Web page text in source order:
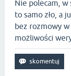
Nie polecam,
to samo zło, a
bez rozmowy
możliwości